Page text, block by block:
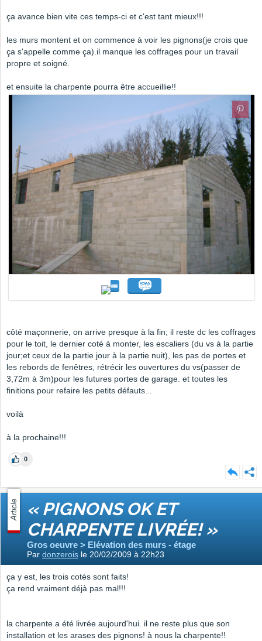
ça avance bien vite ces temps-ci et c'est tant mieux!!!
les murs montent et on commence à voir les pignons(je crois que
ça s'appelle comme ça).il manque les coffrages pour un travail
propre et soigné.
et ensuite la charpente pourra être accueillie!!
côté maçonnerie, on arrive presque à la fin; il reste dc les coffrages
pour le toit, le dernier coté à monter, les escaliers (du vs à la partie
jour;et ceux de la partie jour à la partie nuit), les pas de portes et
les rebords de fenêtres, rétrécir les ouvertures du vs(passer de
3,72m à 3m)pour les futures portes de garage. et toutes les
finitions pour refaire les petits défauts...
voilà
à la prochaine!!!
0
Article « PIGNONS OK ET
CHARPENTE LIVRÉE! »
Gros oeuvre > Elévation des murs - étage
Par donzerois le 20/02/2009 à 22h23
ça y est, les trois cotés sont faits!
ça rend vraiment déjà pas mal!!!
la charpente a été livrée aujourd'hui. il ne reste plus que son
installation et les arases des pignons! à nous la charpente!!